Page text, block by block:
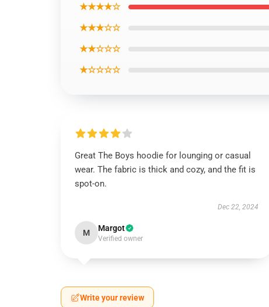
★★★★☆
★★★☆☆
★★☆☆☆
★☆☆☆☆
Great The Boys hoodie for lounging or casual
wear. The fabric is thick and cozy, and the fit is
spot-on.
Dec 22, 2024
M Margot
Verified owner
Write your review